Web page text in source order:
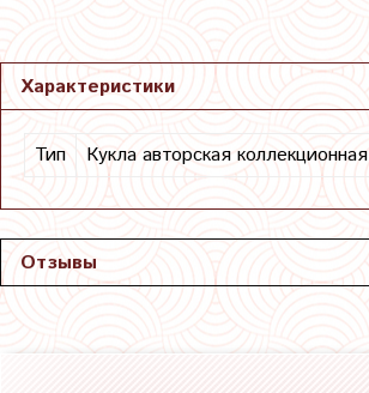
Характеристики
Тип Кукла авторская коллекционная
Отзывы